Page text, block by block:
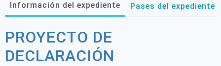
SECRETARÍAS
PRENSA
Información del expediente Pases del expediente
PROYECTO DE
DECLARACIÓN